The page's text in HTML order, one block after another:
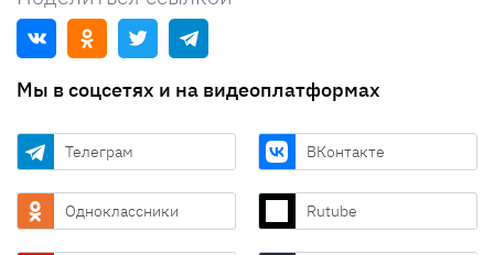
Мы в соцсетях и на видеоплатформах
Телеграм ВКонтакте
Одноклассники Rutube